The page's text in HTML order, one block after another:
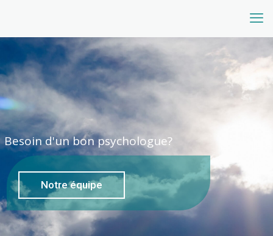
Besoin d'un bon psychologue?
Notre équipe